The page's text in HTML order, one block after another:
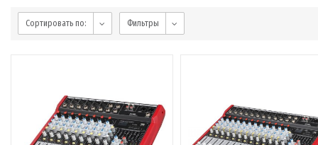
Сортировать по: Фильтры